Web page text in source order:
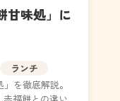
甘味処」に
ランチ
を徹底解説。